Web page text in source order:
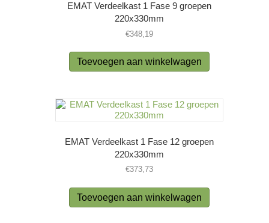
EMAT Verdeelkast 1 Fase 9 groepen
220x330mm
€348,19
Toevoegen aan winkelwagen
EMAT Verdeelkast 1 Fase 12 groepen
220x330mm
€373,73
Toevoegen aan winkelwagen